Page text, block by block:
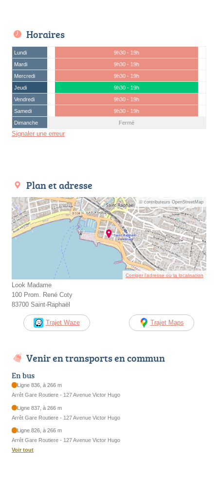
Horaires
Lundi
9h30 - 19h
Mardi
9h30 - 19h
Mercredi
9h30 - 19h
Jeudi
9h30 - 19h
Vendredi
9h30 - 19h
Samedi
9h30 - 19h
Dimanche
Fermé
Signaler une erreur
Plan et adresse
© contributeurs OpenStreetMap
Corriger l’adresse ou la localisation
Look Madame
100 Prom. René Coty
83700 Saint-Raphaël
Trajet Waze Trajet Maps
Venir en transports en commun
En bus
Ligne 836, à 266 m
Arrêt Gare Routiere - 127 Avenue Victor Hugo
Ligne 837, à 266 m
Arrêt Gare Routiere - 127 Avenue Victor Hugo
Ligne 826, à 266 m
Arrêt Gare Routiere - 127 Avenue Victor Hugo
Voir tout